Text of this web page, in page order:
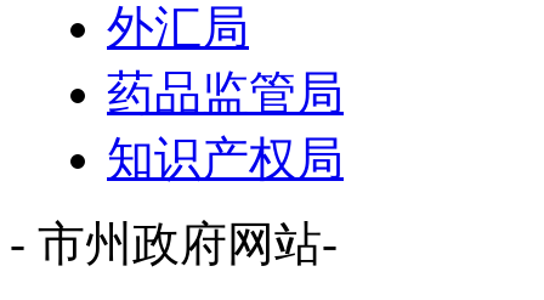
外汇局
药品监管局
知识产权局
- 市州政府网站-